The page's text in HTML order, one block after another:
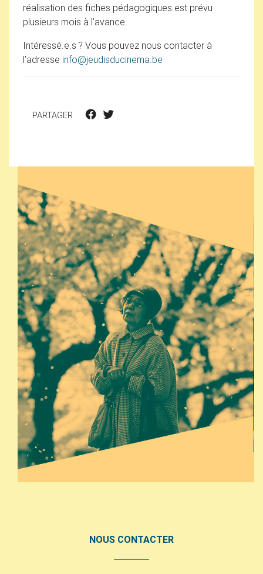
réalisation des fiches pédagogiques est prévu
plusieurs mois à l’avance.
Intéressé.e.s ? Vous pouvez nous contacter à
l’adresse info@jeudisducinema.be
PARTAGER
NOUS CONTACTER